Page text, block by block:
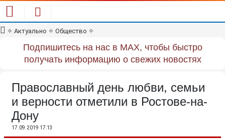
✧ Актуально ✧ Общество ✧
Подпишитесь на нас в MAX, чтобы быстро
получать информацию о свежих новостях
Православный день любви, семьи
и верности отметили в Ростове-на-
Дону
17.09.2019 17:13